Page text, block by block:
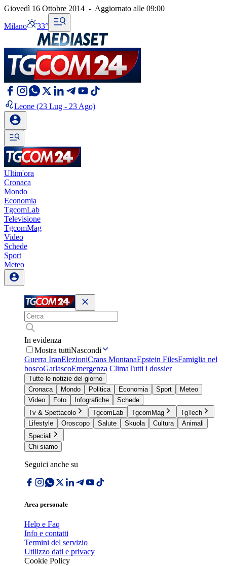
Giovedì 16 Ottobre 2014 - Aggiornato alle 09:00
Milano 33°
Leone (23 Lug - 23 Ago)
Ultim'ora
Cronaca
Mondo
Economia
TgcomLab
Televisione
TgcomMag
Video
Schede
Sport
Meteo
In evidenza
Mostra tuttiNascondi
Guerra IranElezioniCrans MontanaEpstein FilesFamiglia nel
boscoGarlascoEmergenza ClimaTutti i dossier
Tutte le notizie del giorno
Cronaca
Mondo Politica Economia Sport
Meteo
Video
Foto Infografiche
Schede
Tv & Spettacolo
TgcomLab TgcomMag
TgTech
Lifestyle
Oroscopo Salute Skuola Cultura
Animali
Speciali
Chi siamo
Seguici anche su
Area personale
Help e Faq
Info e contatti
Termini del servizio
Utilizzo dati e privacy
Cookie Policy